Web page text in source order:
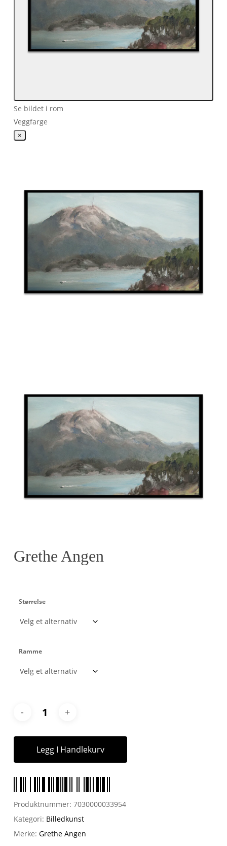
Se bildet i rom
Veggfarge
×
Grethe Angen
Størrelse
Ramme
Legg I Handlekurv
Produktnummer: 7030000033954
Kategori: Billedkunst
Merke: Grethe Angen